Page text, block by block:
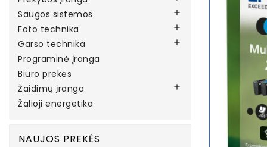
Saugos sistemos 
Foto technika 
Garso technika 
Programinė įranga
Biuro prekės
Žaidimų įranga

Žalioji energetika
NAUJOS PREKĖS